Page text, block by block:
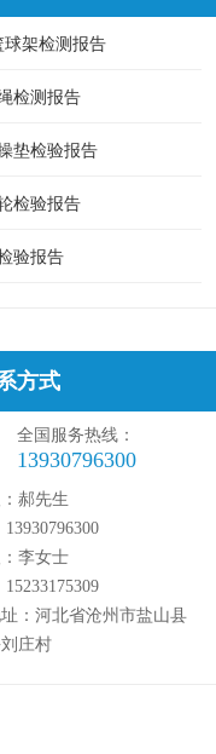
球架检测报告
检测报告
垫检验报告
检验报告
验报告
方式
全国服务热线：
13930796300
郝先生
李女士
：河北省沧州市盐山县
庄村